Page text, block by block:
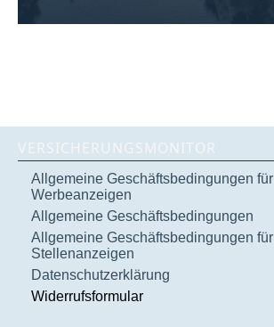
VERSICHERUNGSMONITOR
Allgemeine Geschäftsbedingungen für
Werbeanzeigen
Allgemeine Geschäftsbedingungen
Allgemeine Geschäftsbedingungen für
Stellenanzeigen
Datenschutzerklärung
Widerrufsformular